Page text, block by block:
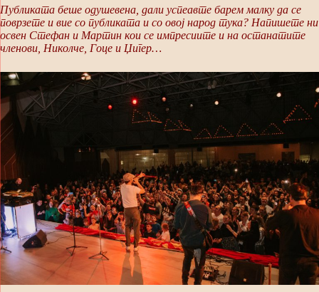
Публиката беше одушевена, дали успеавте барем малку да се
поврзете и вие со публиката и со овој народ тука? Напишете ни
освен Стефан и Мартин кои се импресиите и на останатите
членови, Николче, Гоце и Џигер…